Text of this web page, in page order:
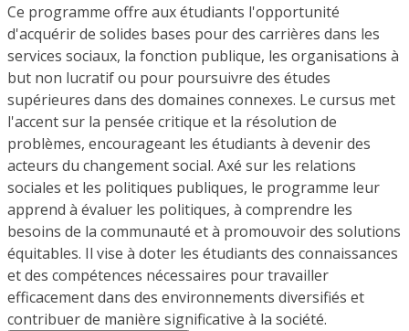
Ce programme offre aux étudiants l'opportunité
d'acquérir de solides bases pour des carrières dans les
services sociaux, la fonction publique, les organisations à
but non lucratif ou pour poursuivre des études
supérieures dans des domaines connexes. Le cursus met
l'accent sur la pensée critique et la résolution de
problèmes, encourageant les étudiants à devenir des
acteurs du changement social. Axé sur les relations
sociales et les politiques publiques, le programme leur
apprend à évaluer les politiques, à comprendre les
besoins de la communauté et à promouvoir des solutions
équitables. Il vise à doter les étudiants des connaissances
et des compétences nécessaires pour travailler
efficacement dans des environnements diversifiés et
contribuer de manière significative à la société.